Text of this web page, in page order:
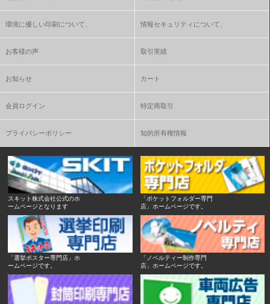
環境に優しい印刷について、 情報セキュリティについて、
お客様の声 取引実績
お知らせ カート
会員ログイン 特定商取引
プライバシーポリシー 知的所有権情報
スキット株式会社公式のホ
ームページとなります
「ポケットフォルダー専門
店」ホームページです。
「選挙ポスター専門店」ホ
ームページです。
「ノベルティー制作専門
店」ホームページです。